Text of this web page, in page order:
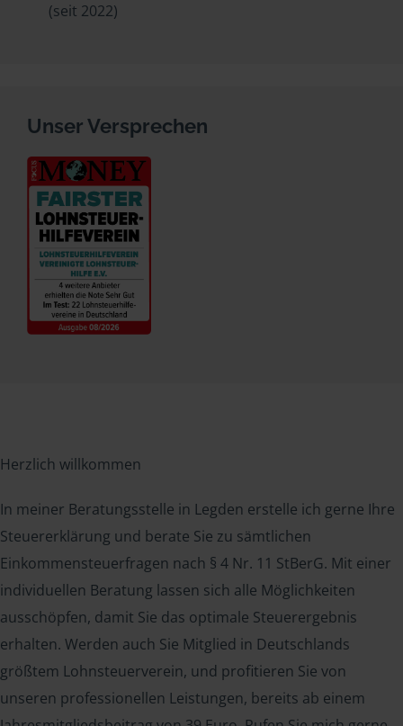
(seit 2022)
Unser Versprechen
Herzlich willkommen
In meiner Beratungsstelle in Legden erstelle ich gerne Ihre
Steuererklärung und berate Sie zu sämtlichen
Einkommensteuerfragen nach § 4 Nr. 11 StBerG. Mit einer
individuellen Beratung lassen sich alle Möglichkeiten
ausschöpfen, damit Sie das optimale Steuerergebnis
erhalten. Werden auch Sie Mitglied in Deutschlands
größtem Lohnsteuerverein, und profitieren Sie von
unseren professionellen Leistungen, bereits ab einem